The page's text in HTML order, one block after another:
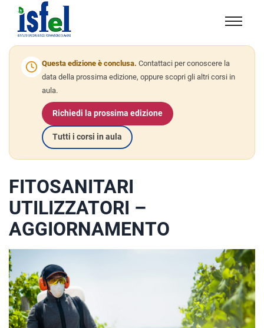
Isfel
Istituto
specialistico
formazione
Questa edizione è conclusa. Contattaci per conoscere la
data della prossima edizione, oppure scopri gli altri corsi in
aula.
Richiedi la prossima edizione
Tutti i corsi in aula
FITOSANITARI
UTILIZZATORI –
AGGIORNAMENTO